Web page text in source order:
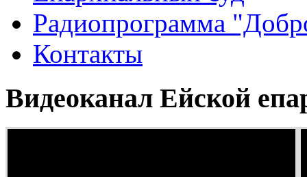
Радиопрограмма
Контакты
Видеоканал Ейской